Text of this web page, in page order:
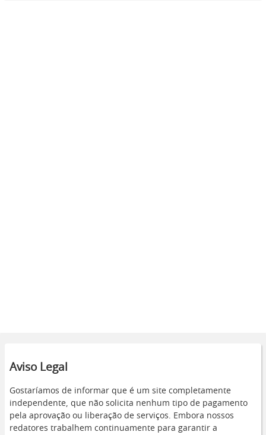
Aviso Legal
Gostaríamos de informar que é um site completamente
independente, que não solicita nenhum tipo de pagamento
pela aprovação ou liberação de serviços. Embora nossos
redatores trabalhem continuamente para garantir a